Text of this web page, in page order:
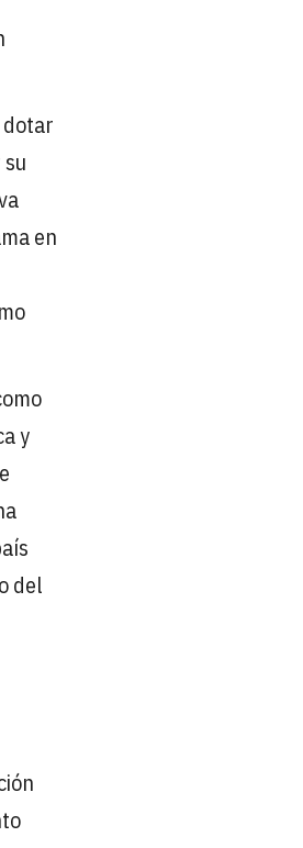
dotar
en
y
del